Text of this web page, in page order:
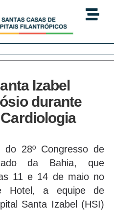
Izabel
durante
do 28º Congresso de
da Bahia, que
11 e 14 de maio no
Hotel, a equipe de
Santa Izabel (HSI)